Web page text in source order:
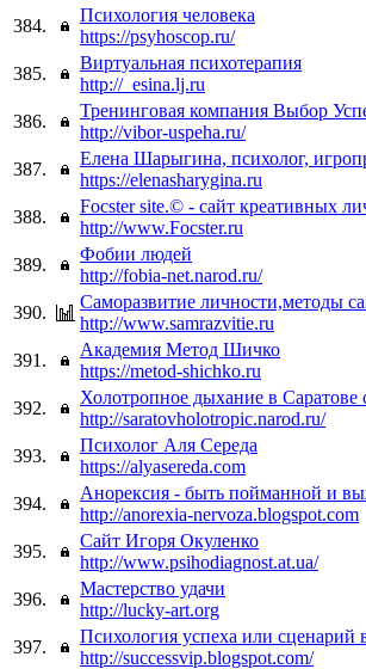
384.
Психология человека
https://psyhoscop.ru/
385.
Виртуальная психотерапия
http://_esina.lj.ru
386.
Тренинговая компания Выбор
http://vibor-uspeha.ru/
387.
Елена Шарыгина, психолог,
https://elenasharygina.ru
388.
Focster site.© - сайт креативных
http://www.Focster.ru
389.
Фобии людей
http://fobia-net.narod.ru/
390.
Саморазвитие личности,методы
http://www.samrazvitie.ru
391.
Академия Метод Шичко
https://metod-shichko.ru
392.
Холотропное дыхание в
http://saratovholotropic.narod.ru/
393.
Психолог Аля Середа
https://alyasereda.com
394.
Анорексия - быть пойманной и
http://anorexia-nervoza.blogspot.com
395.
Сайт Игоря Окуленко
http://www.psihodiagnost.at.ua/
396.
Мастерство удачи
http://lucky-art.org
397.
Психология успеха или сценарий
http://successvip.blogspot.com/